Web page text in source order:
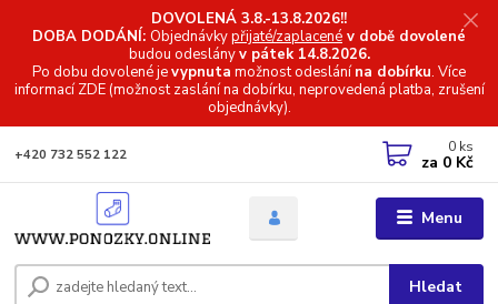
DOVOLENÁ 3.8.-13.8.2026!!
DOBA DODÁNÍ: Objednávkypřijaté/zaplacené v době dovolené
budou odeslányv pátek 14.8.2026.
Po dobu dovolené jevypnuta možnost odeslánína dobírku. Více
informacíZDE (možnost zaslání na dobírku, neprovedená platba, zrušení
objednávky).
Menu
Hledat
+420 732 552 122 0 ks
za 0 Kč